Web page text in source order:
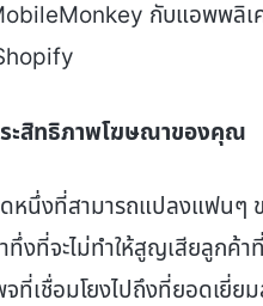
กับแอพพลิ
ะสิทธิภาพโฆษณาของคุณ
นึ่งที่สามารถแปลงแฟนๆ
ที่จะไม่ทำให้สูญเสียลูกค้
เชื่อมโยงไปถึงที่ยอดเยี่ย